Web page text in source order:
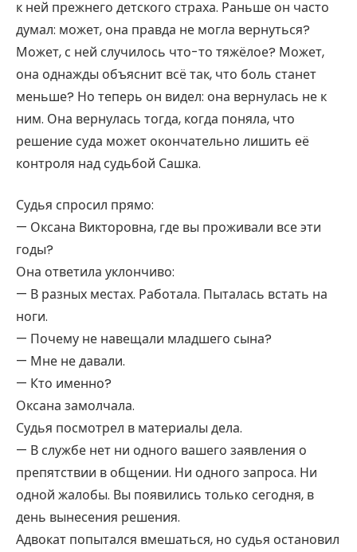
к ней прежнего детского страха. Раньше он часто
думал: может, она правда не могла вернуться?
Может, с ней случилось что-то тяжёлое? Может,
она однажды объяснит всё так, что боль станет
меньше? Но теперь он видел: она вернулась не к
ним. Она вернулась тогда, когда поняла, что
решение суда может окончательно лишить её
контроля над судьбой Сашка.
Судья спросил прямо:
— Оксана Викторовна, где вы проживали все эти
годы?
Она ответила уклончиво:
— В разных местах. Работала. Пыталась встать на
ноги.
— Почему не навещали младшего сына?
— Мне не давали.
— Кто именно?
Оксана замолчала.
Судья посмотрел в материалы дела.
— В службе нет ни одного вашего заявления о
препятствии в общении. Ни одного запроса. Ни
одной жалобы. Вы появились только сегодня, в
день вынесения решения.
Адвокат попытался вмешаться, но судья остановил